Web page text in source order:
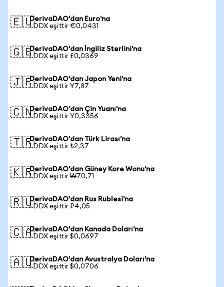
🇪🇺DerivaDAO'dan Euro'na
1 DDX eşittir €0,0431
🇬🇧DerivaDAO'dan İngiliz Sterlini'na
1 DDX eşittir £0,0369
🇯🇵DerivaDAO'dan Japon Yeni'na
1 DDX eşittir ¥7,87
🇨🇳DerivaDAO'dan Çin Yuanı'na
1 DDX eşittir ¥0,3356
🇹🇷DerivaDAO'dan Türk Lirası'na
1 DDX eşittir ₺2,37
🇰🇷DerivaDAO'dan Güney Kore Wonu'na
1 DDX eşittir ₩70,71
🇷🇺DerivaDAO'dan Rus Rublesi'na
1 DDX eşittir ₽4,05
🇨🇦DerivaDAO'dan Kanada Doları'na
1 DDX eşittir $0,0697
🇦🇺DerivaDAO'dan Avustralya Doları'na
1 DDX eşittir $0,0706